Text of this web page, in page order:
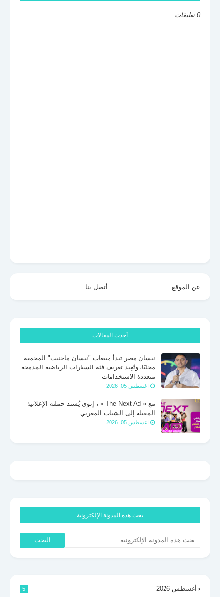
0 تعليقات
عن الموقع أتصل بنا
أحدث المقالات
نيسان مصر تبدأ مبيعات "نيسان ماجنيت" المجمعة
محليًا، وتُعِيد تعريف فئة السيارات الرياضية المدمجة
متعددة الاستخدامات
اغسطس 05, 2026
مع « The Next Ad » ، إنوي يُسند حملته الإعلانية
المقبلة إلى الشباب المغربي
اغسطس 05, 2026
بحث هذه المدونة الإلكترونية
أغسطس 2026 5